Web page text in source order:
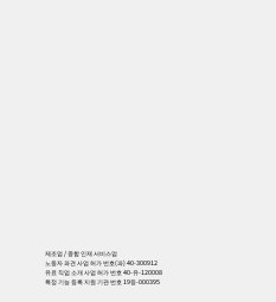
제조업 / 종합 인재 서비스업
노동자 파견 사업 허가 번호(파) 40-300912
유료 직업 소개 사업 허가 번호 40-유-120008
특정 기능 등록 지원 기관 번호 19등-000395